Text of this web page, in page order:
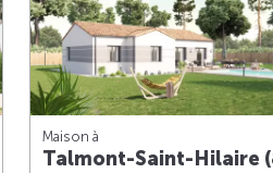
Maison à
Talmont-Saint-Hilaire